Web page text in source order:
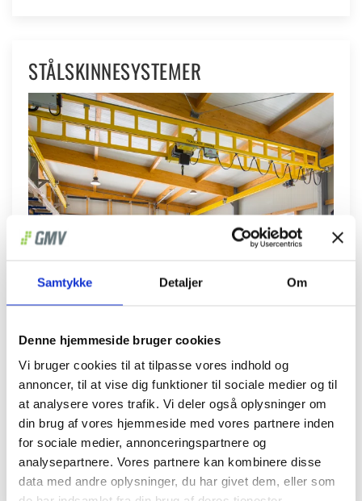
Samtykke Detaljer Om
Denne hjemmeside bruger cookies
Vi bruger cookies til at tilpasse vores indhold og
annoncer, til at vise dig funktioner til sociale medier og til
at analysere vores trafik. Vi deler også oplysninger om
din brug af vores hjemmeside med vores partnere inden
for sociale medier, annonceringspartnere og
analysepartnere. Vores partnere kan kombinere disse
data med andre oplysninger, du har givet dem, eller som
STÅLSKINNESYSTEMER
Et alternativ til aluminiumsskinnesystemer er
stålskinnesystemer fra bl.a. Helm Hellas og SWF.
Fås i galvaniseret eller rustfri udførelse og er modulopbygget med et
bredt udvalg af tilbehør.
LÆS MERE